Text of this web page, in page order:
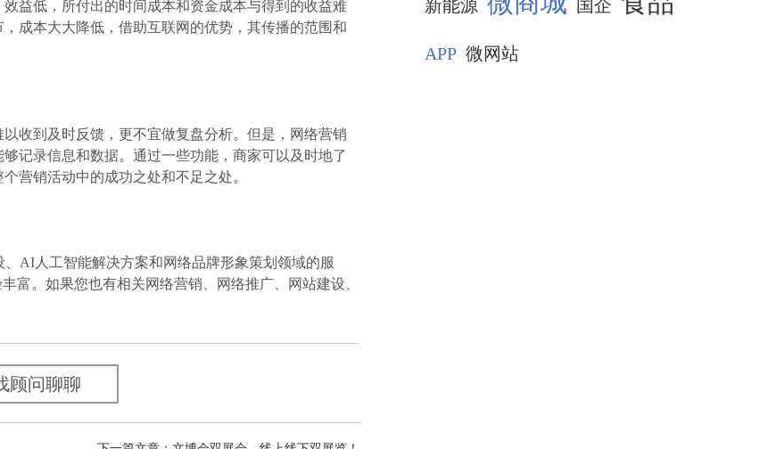
低，所付出的时间成本和资金成本与得到的收益难
成本大大降低，借助互联网的优势，其传播的范围和
到及时反馈，更不宜做复盘分析。但是，网络营销
记录信息和数据。通过一些功能，商家可以及时地了
营销活动中的成功之处和不足之处。
人工智能解决方案和网络品牌形象策划领域的服
富。如果您也有相关网络营销、网络推广、网站建设、
顾问聊聊
新能源 国企
APP 微网站